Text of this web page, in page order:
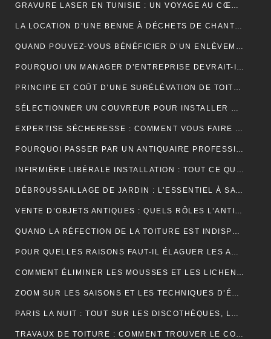
GRAVURE LASER EN TUNISIE : UN VOYAGE AU CŒUR DE LA PERSONNALISATION
LA LOCATION D’UNE BENNE À DÉCHETS DE CHANTIER POUR UNE ENTREPRISE
QUAND POUVEZ-VOUS BÉNÉFICIER D’UN ENLÈVEMENT D’ÉPAVE GRATUIT EN FRANCE ? : GUIDE COMPLET
POURQUOI UN MANAGER D’ENTREPRISE DEVRAIT-IL SUIVRE UNE FORMATION EN COMMUNICATION ?
PRINCIPE ET COÛT D’UNE SURÉLÉVATION DE TOITURE
SÉLECTIONNER UN COUVREUR POUR INSTALLER ET ENTRETENIR VOTRE TOIT
EXPERTISE SÉCHERESSE : COMMENT VOUS FAIRE INDEMNISER PAR VOTRE ASSURANCE HABITATION ?
POURQUOI PASSER PAR UN ANTIQUAIRE PROFESSIONNEL ?
INFIRMIÈRE LIBÉRALE INSTALLATION : TOUT CE QUE VOUS DEVEZ SAVOIR
DÉBROUSSAILLAGE DE JARDIN : L’ESSENTIEL À SAVOIR SUR CETTE OPÉRATION
VENTE D’OBJETS ANTIQUES : QUELS RÔLES L’ANTIQUAIRE ASSURE-T-IL ?
QUAND LA RÉFECTION DE LA TOITURE EST INDISPENSABLE?
POUR QUELLES RAISONS FAUT-IL ÉLAGUER LES ARBUSTES ET LES ARBRES ?
COMMENT ÉLIMINER LES MOUSSES ET LES LICHENS ACCUMULÉS SUR LE TOIT ?
ZOOM SUR LES SAISONS ET LES TECHNIQUES D’ÉLAGAGE D’ARBRE
PARIS LA NUIT : TOUT SUR LES DISCOTHÈQUES, LES BARS ET LA VIE NOCTURNE
TRAVAUX DE TOITURE : COMMENT TROUVER LE COUVREUR IDÉAL?